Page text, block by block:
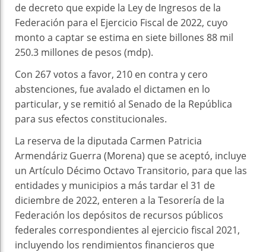
de decreto que expide la Ley de Ingresos de la
Federación para el Ejercicio Fiscal de 2022, cuyo
monto a captar se estima en siete billones 88 mil
250.3 millones de pesos (mdp).
Con 267 votos a favor, 210 en contra y cero
abstenciones, fue avalado el dictamen en lo
particular, y se remitió al Senado de la República
para sus efectos constitucionales.
La reserva de la diputada Carmen Patricia
Armendáriz Guerra (Morena) que se aceptó, incluye
un Artículo Décimo Octavo Transitorio, para que las
entidades y municipios a más tardar el 31 de
diciembre de 2022, enteren a la Tesorería de la
Federación los depósitos de recursos públicos
federales correspondientes al ejercicio fiscal 2021,
incluyendo los rendimientos financieros que